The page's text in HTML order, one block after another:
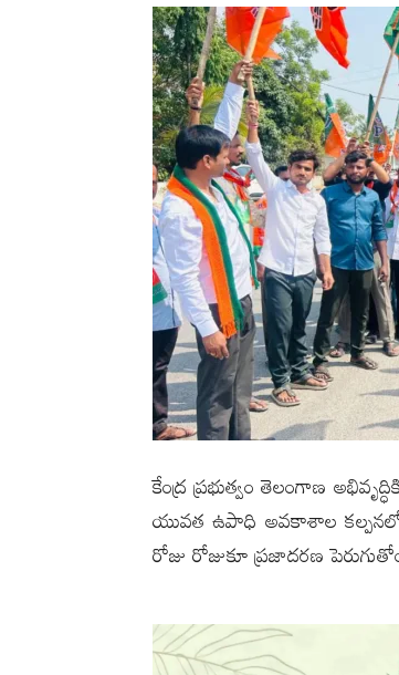
కేంద్ర ప్రభుత్వం తెలంగాణ
యువత ఉపాధి అవకాశాల కల్పనలో
రోజు రోజుకూ ప్రజాదరణ